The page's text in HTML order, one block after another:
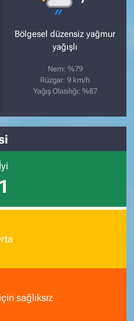
Bölgesel düzensiz yağmur
yağışlı
Nem: %79
Rüzgar: 9 km/h
Yağış Olasılığı: %87
İyi
1
sağlıksız